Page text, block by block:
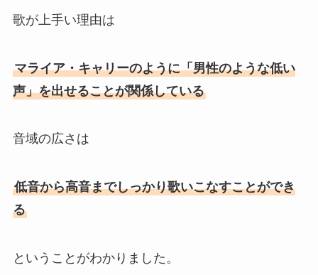
歌が上手い理由は
マライア・キャリーのように「男性のような低い
声」を出せることが関係している
音域の広さは
低音から高音までしっかり歌いこなすことができ
る
ということがわかりました。